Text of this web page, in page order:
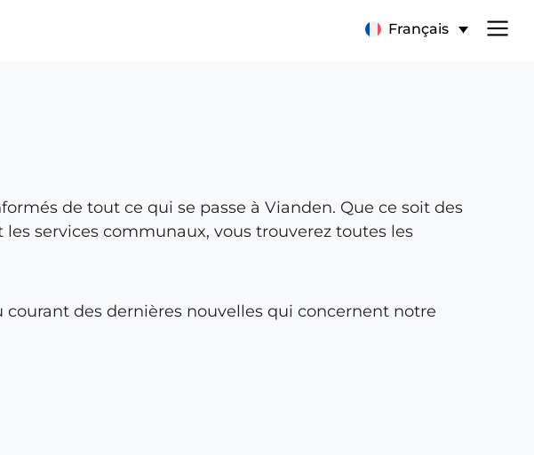
Français
de tout ce qui se passe à Vianden. Que ce soit des
services communaux, vous trouverez toutes les
des dernières nouvelles qui concernent notre